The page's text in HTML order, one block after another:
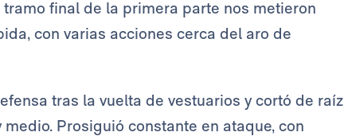
final de la primera parte nos metieron
con varias acciones cerca del aro de
tras la vuelta de vestuarios y cortó de raíz
Prosiguió constante en ataque, con